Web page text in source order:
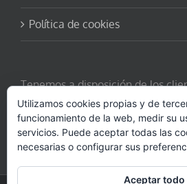
Política de cookies
Tenemos a disposición de los
reclamaciones.Solicítela aquí.
Utilizamos cookies propias y de
funcionamiento de la web, medir su
servicios. Puede aceptar todas las
necesarias o configurar sus
Aceptar todo